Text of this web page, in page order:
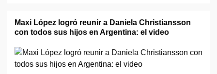
Maxi López logró reunir a Daniela Christiansson
con todos sus hijos en Argentina: el video